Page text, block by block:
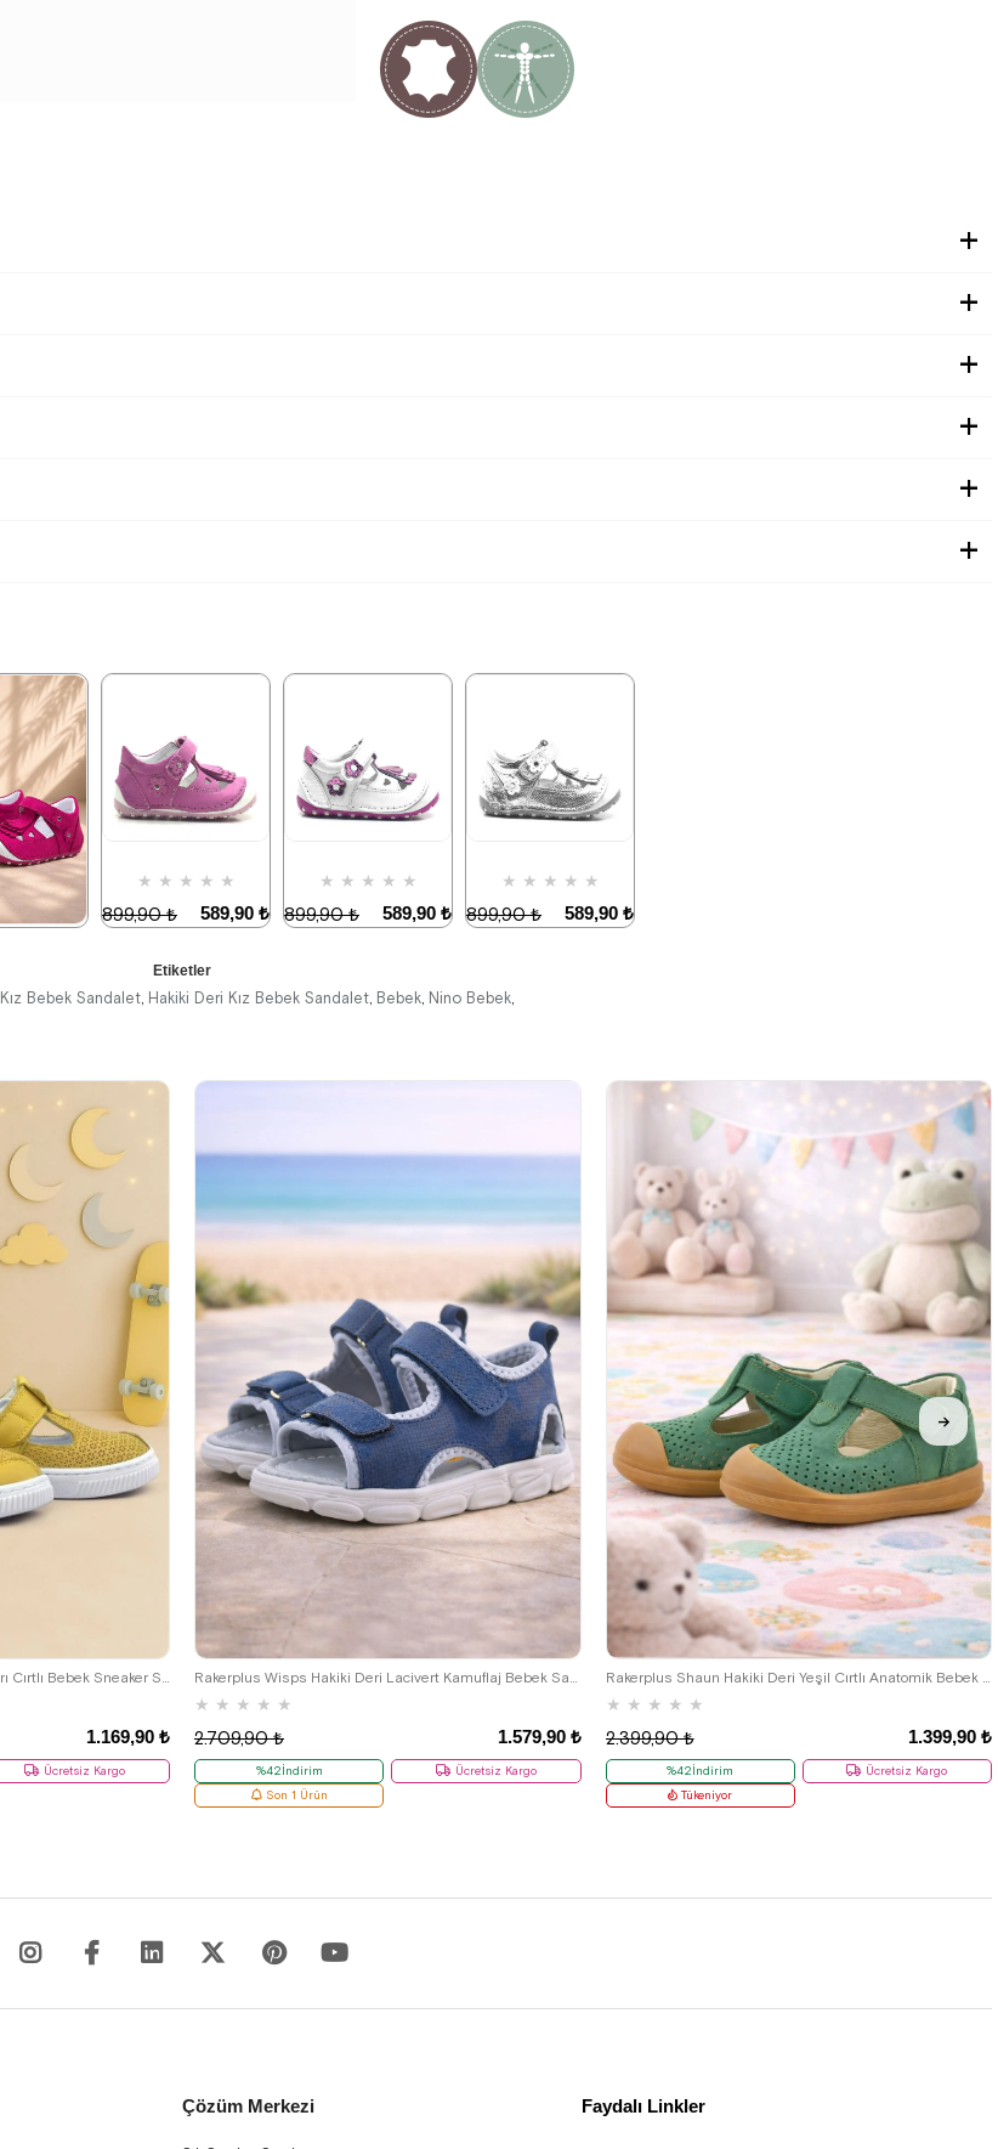
1.169,90 ₺
Ücretsiz Kargo
★ ★ ★ ★ ★
1.579,90 ₺
2.709,90 ₺
%42İndirim
Ücretsiz Kargo
Son 1 Ürün
★ ★ ★ ★ ★
1.399,90 ₺
2.399,90 ₺
%42İndirim
Ücretsiz Kargo
Tükeniyor
19 20 21 22 23 24
589,90 ₺
Son 1
★ ★ ★ ★ ★
589,90 ₺
899,90 ₺
★ ★ ★ ★ ★
589,90 ₺
899,90 ₺
★ ★ ★ ★ ★
589,90 ₺
899,90 ₺
Etiketler
Bebek Sandalet, Hakiki Deri Kız Bebek Sandalet, Bebek, Nino Bebek,
Çözüm Merkezi Faydalı Linkler